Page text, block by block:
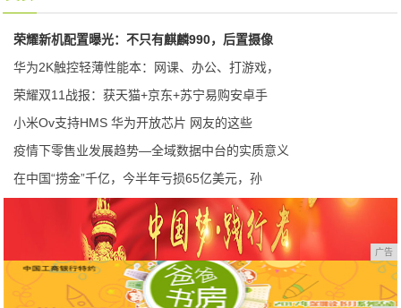
荣耀新机配置曝光：不只有麒麟990，后置摄像
华为2K触控轻薄性能本：网课、办公、打游戏，
荣耀双11战报：获天猫+京东+苏宁易购安卓手
小米Ov支持HMS 华为开放芯片 网友的这些
疫情下零售业发展趋势—全域数据中台的实质意义
在中国“捞金”千亿，今半年亏损65亿美元，孙
广告